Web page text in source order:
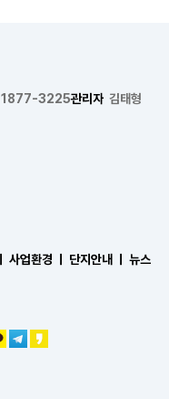
1877-3225관리자 김태형
사업환경 ㅣ 단지안내 ㅣ
뉴스